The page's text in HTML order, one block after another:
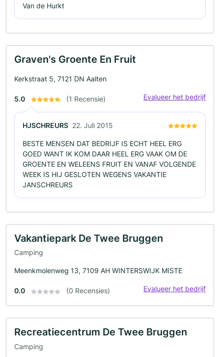
Van de Hurkt
Graven's Groente En Fruit
Kerkstraat 5, 7121 DN Aalten
5.0 (1 Recensie) Evalueer het bedrijf
HJSCHREURS 22. Juli 2015
BESTE MENSEN DAT BEDRIJF IS ECHT HEEL ERG
GOED WANT IK KOM DAAR HEEL ERG VAAK OM DE
GROENTE EN WELEENS FRUIT EN VANAF VOLGENDE
WEEK IS HIJ GESLOTEN WEGENS VAKANTIE
JANSCHREURS
Vakantiepark De Twee Bruggen
Camping
Meenkmolenweg 13, 7109 AH WINTERSWIJK MISTE
0.0 (0 Recensies) Evalueer het bedrijf
Recreatiecentrum De Twee Bruggen
Camping